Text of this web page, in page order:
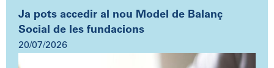
Ja pots accedir al nou Model de Balanç
Social de les fundacions
20/07/2026